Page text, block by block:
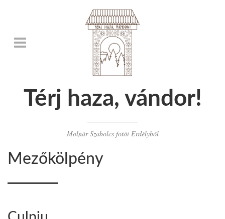
Térj haza, vándor!
Molnár Szabolcs fotói Erdélyből
Mezőkölpény